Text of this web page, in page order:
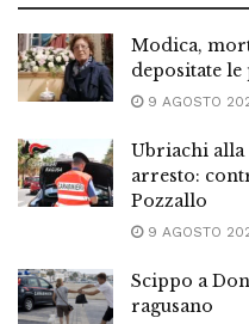
Modica,
depositate
9 AGOSTO
Ubriachi
arresto:
Pozzallo
9 AGOSTO
Scippo a
ragusano